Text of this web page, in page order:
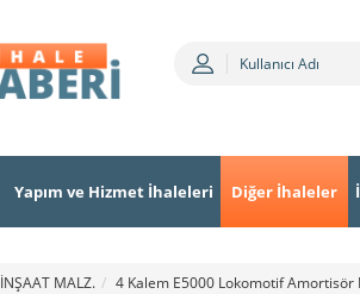
Yapım ve Hizmet İhaleleri Diğer İhaleler
İNŞAAT MALZ. 4 Kalem E5000 Lokomotif Amortisör